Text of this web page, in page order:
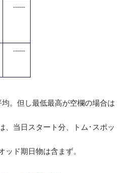
------
------
。但し最低最高が空欄の場合は
、当日スタート分、トム･スポッ
ド期日物は含まず。